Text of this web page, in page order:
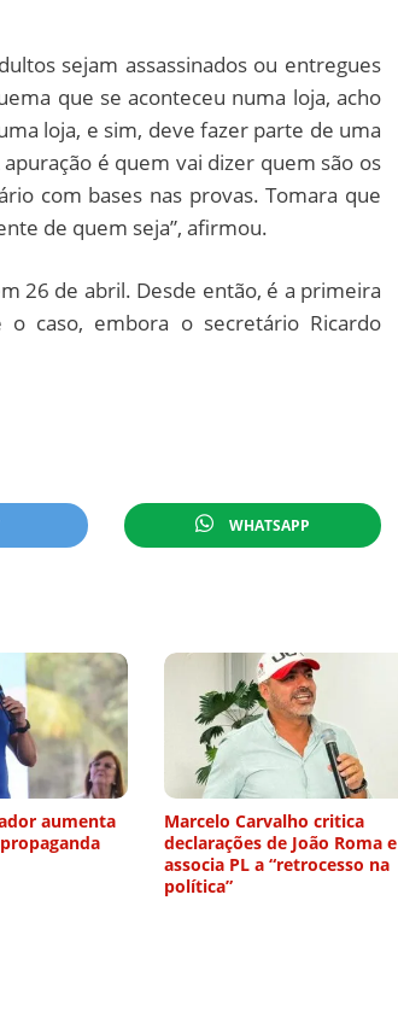
sejam assassinados ou entregues
que se aconteceu numa loja, acho
loja, e sim, deve fazer parte de uma
é quem vai dizer quem são os
com bases nas provas. Tomara que
de quem seja”, afirmou.
26 de abril. Desde então, é a primeira
caso, embora o secretário Ricardo
WHATSAPP
aumenta
Marcelo Carvalho critica
declarações de João Roma e
associa PL a “retrocesso na
política”